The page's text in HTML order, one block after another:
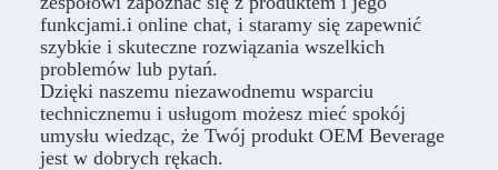
funkcjami.i online chat, i staramy się zapewnić
szybkie i skuteczne rozwiązania wszelkich
problemów lub pytań.
Dzięki naszemu niezawodnemu wsparciu
technicznemu i usługom możesz mieć spokój
umysłu wiedząc, że Twój produkt OEM Beverage
jest w dobrych rękach.